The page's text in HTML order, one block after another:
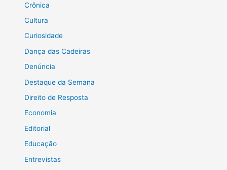
Crônica
Cultura
Curiosidade
Dança das Cadeiras
Denúncia
Destaque da Semana
Direito de Resposta
Economia
Editorial
Educação
Entrevistas